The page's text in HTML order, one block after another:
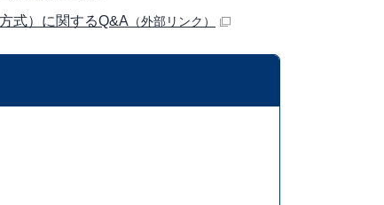
式）に関するQ&A （外部リンク）